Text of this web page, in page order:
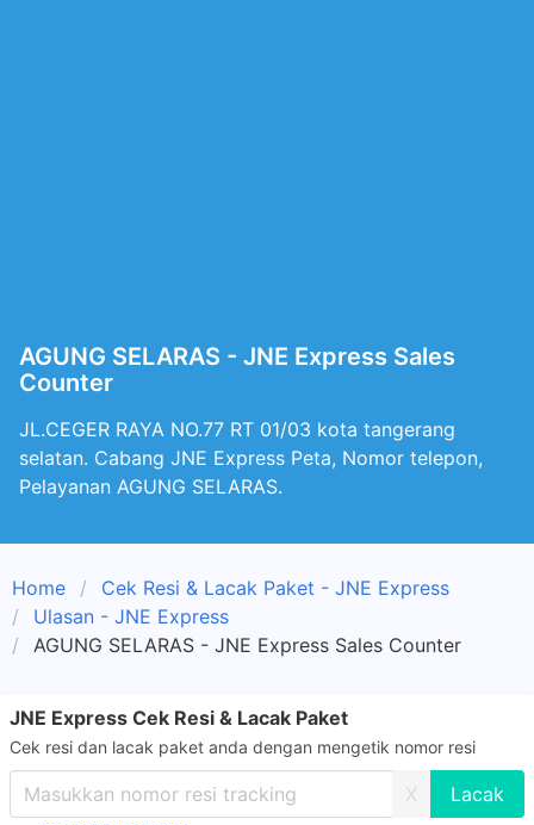
AGUNG SELARAS - JNE Express Sales
Counter
JL.CEGER RAYA NO.77 RT 01/03 kota tangerang
selatan. Cabang JNE Express Peta, Nomor telepon,
Pelayanan AGUNG SELARAS.
Home
Cek Resi & Lacak Paket - JNE Express
Ulasan - JNE Express
AGUNG SELARAS - JNE Express Sales Counter
JNE Express Cek Resi & Lacak Paket
Cek resi dan lacak paket anda dengan mengetik nomor resi
X